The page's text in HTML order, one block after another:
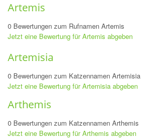
Artemis
0 Bewertungen zum Rufnamen Artemis
Jetzt eine Bewertung für Artemis abgeben
Artemisia
0 Bewertungen zum Katzennamen Artemisia
Jetzt eine Bewertung für Artemisia abgeben
Arthemis
0 Bewertungen zum Katzennamen Arthemis
Jetzt eine Bewertung für Arthemis abgeben